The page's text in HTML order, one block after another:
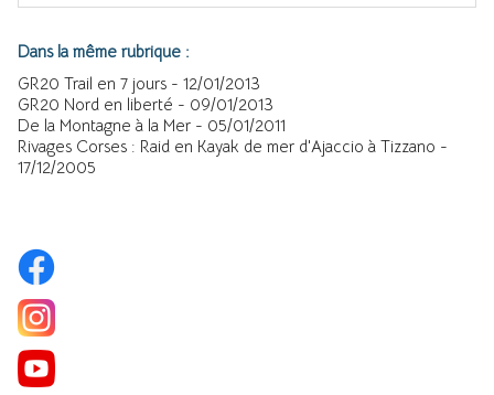
Dans la même rubrique :
GR20 Trail en 7 jours - 12/01/2013
GR20 Nord en liberté - 09/01/2013
De la Montagne à la Mer - 05/01/2011
Rivages Corses : Raid en Kayak de mer d'Ajaccio à Tizzano -
17/12/2005